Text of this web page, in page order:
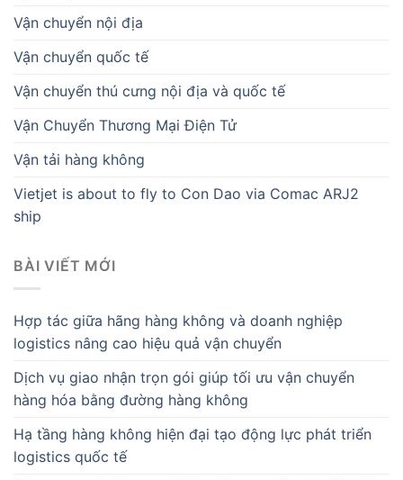
Vận chuyển nội địa
Vận chuyển quốc tế
Vận chuyển thú cưng nội địa và quốc tế
Vận Chuyển Thương Mại Điện Tử
Vận tải hàng không
Vietjet is about to fly to Con Dao via Comac ARJ2
ship
BÀI VIẾT MỚI
Hợp tác giữa hãng hàng không và doanh nghiệp
logistics nâng cao hiệu quả vận chuyển
Dịch vụ giao nhận trọn gói giúp tối ưu vận chuyển
hàng hóa bằng đường hàng không
Hạ tầng hàng không hiện đại tạo động lực phát triển
logistics quốc tế